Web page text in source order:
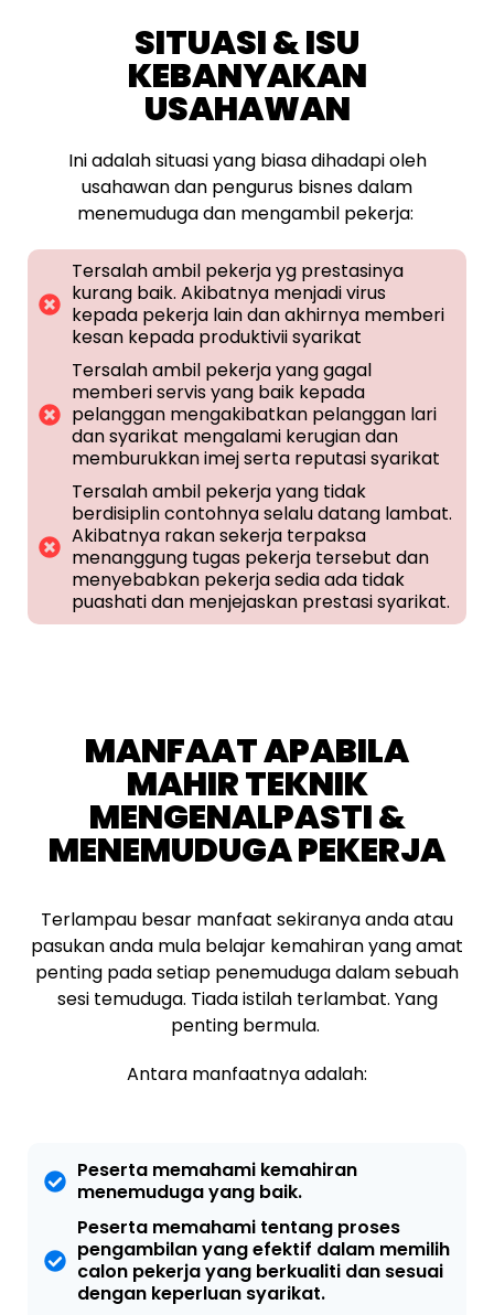
SITUASI & ISU
KEBANYAKAN
USAHAWAN
Ini adalah situasi yang biasa dihadapi oleh
usahawan dan pengurus bisnes dalam
menemuduga dan mengambil pekerja:
Tersalah ambil pekerja yg prestasinya
kurang baik. Akibatnya menjadi virus
kepada pekerja lain dan akhirnya memberi
kesan kepada produktivii syarikat
Tersalah ambil pekerja yang gagal
memberi servis yang baik kepada
pelanggan mengakibatkan pelanggan lari
dan syarikat mengalami kerugian dan
memburukkan imej serta reputasi syarikat
Tersalah ambil pekerja yang tidak
berdisiplin contohnya selalu datang lambat.
Akibatnya rakan sekerja terpaksa
menanggung tugas pekerja tersebut dan
menyebabkan pekerja sedia ada tidak
puashati dan menjejaskan prestasi syarikat.
MANFAAT APABILA
MAHIR TEKNIK
MENGENALPASTI &
MENEMUDUGA PEKERJA
Terlampau besar manfaat sekiranya anda atau
pasukan anda mula belajar kemahiran yang amat
penting pada setiap penemuduga dalam sebuah
sesi temuduga. Tiada istilah terlambat. Yang
penting bermula.
Antara manfaatnya adalah:
Peserta memahami kemahiran
menemuduga yang baik.
Peserta memahami tentang proses
pengambilan yang efektif dalam memilih
calon pekerja yang berkualiti dan sesuai
dengan keperluan syarikat.